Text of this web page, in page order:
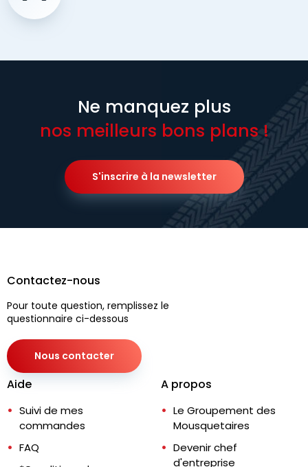
Ne manquez plus
nos meilleurs bons plans !
S'inscrire à la newsletter
Contactez-nous
Pour toute question, remplissez le
questionnaire ci-dessous
Nous contacter
Aide
Suivi de mes
commandes
FAQ
A propos
Le Groupement des
Mousquetaires
Devenir chef
d'entreprise